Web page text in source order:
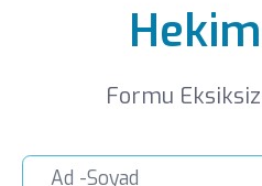
Formu